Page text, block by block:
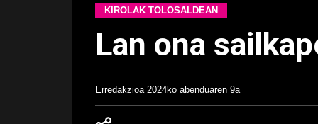
KIROLAK TOLOSALDEAN
Lan ona
Erredakzioa 2024ko abenduaren 9a